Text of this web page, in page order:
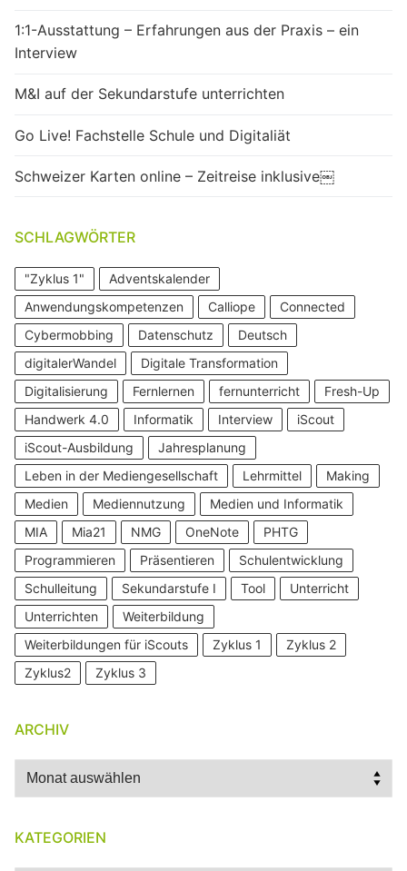
1:1-Ausstattung – Erfahrungen aus der Praxis – ein
Interview
M&I auf der Sekundarstufe unterrichten
Go Live! Fachstelle Schule und Digitaliät
Schweizer Karten online – Zeitreise inklusive￼
SCHLAGWÖRTER
"Zyklus 1"
Adventskalender
Anwendungskompetenzen
Calliope
Connected
Cybermobbing
Datenschutz
Deutsch
digitalerWandel
Digitale Transformation
Digitalisierung
Fernlernen fernunterricht
Fresh-Up
Handwerk 4.0
Informatik Interview
iScout
iScout-Ausbildung
Jahresplanung
Leben in der Mediengesellschaft
Lehrmittel
Making
Medien
Mediennutzung
Medien und Informatik
MIA
Mia21 NMG OneNote
PHTG
Programmieren
Präsentieren
Schulentwicklung
Schulleitung
Sekundarstufe I Tool
Unterricht
Unterrichten
Weiterbildung
Weiterbildungen für iScouts
Zyklus 1
Zyklus 2
Zyklus2
Zyklus 3
ARCHIV
Archiv
KATEGORIEN